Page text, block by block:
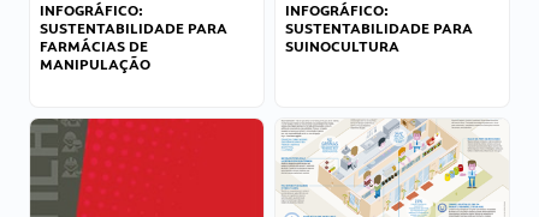
INFOGRÁFICO:
SUSTENTABILIDADE PARA
FARMÁCIAS DE
MANIPULAÇÃO
INFOGRÁFICO:
SUSTENTABILIDADE PARA
SUINOCULTURA